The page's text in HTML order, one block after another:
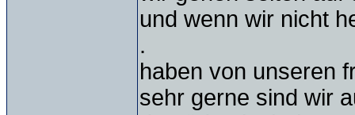
und wenn wir nicht
.
haben von unseren
sehr gerne sind wir